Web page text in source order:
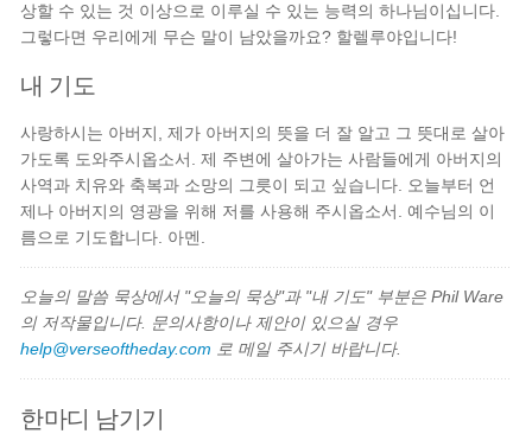
상할 수 있는 것 이상으로 이루실 수 있는 능력의 하나님이십니다.
그렇다면 우리에게 무슨 말이 남았을까요? 할렐루야입니다!
내 기도
사랑하시는 아버지, 제가 아버지의 뜻을 더 잘 알고 그 뜻대로 살아
가도록 도와주시옵소서. 제 주변에 살아가는 사람들에게 아버지의
사역과 치유와 축복과 소망의 그릇이 되고 싶습니다. 오늘부터 언
제나 아버지의 영광을 위해 저를 사용해 주시옵소서. 예수님의 이
름으로 기도합니다. 아멘.
오늘의 말씀 묵상에서 "오늘의 묵상"과 "내 기도" 부분은 Phil Ware
의 저작물입니다. 문의사항이나 제안이 있으실 경우
help@verseoftheday.com 로 메일 주시기 바랍니다.
한마디 남기기